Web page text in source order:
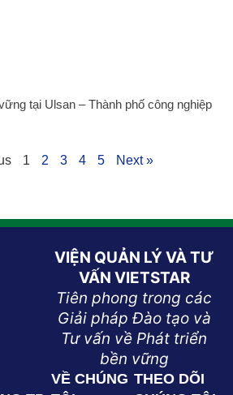
tại Ulsan – Thành phố công nghiệp
1 2 3 4 5 Next »
VIỆN QUẢN LÝ VÀ TƯ
VẤN VIETSTAR
Tiên phong trong các
Giải pháp Đào tạo và
Tư vấn về Phát triển
bền vững
VỀ CHÚNG THEO DÕI